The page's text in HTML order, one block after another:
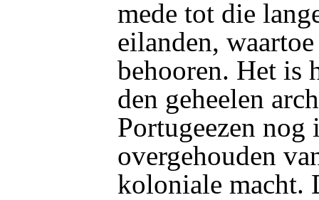
mede tot die
eilanden,
behooren. Het is
den geheelen
Portugeezen nog
overgehouden
koloniale macht.